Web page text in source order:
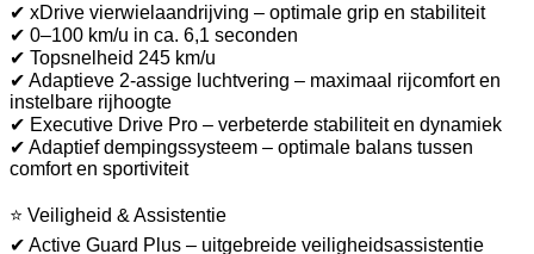
✔ xDrive vierwielaandrijving – optimale grip en stabiliteit
✔ 0–100 km/u in ca. 6,1 seconden
✔ Topsnelheid 245 km/u
✔ Adaptieve 2-assige luchtvering – maximaal rijcomfort en
instelbare rijhoogte
✔ Executive Drive Pro – verbeterde stabiliteit en dynamiek
✔ Adaptief dempingssysteem – optimale balans tussen
comfort en sportiviteit
⭐ Veiligheid & Assistentie
✔ Active Guard Plus – uitgebreide veiligheidsassistentie